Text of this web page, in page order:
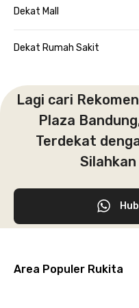
Dekat Mall
Dekat Rumah Sakit
Lagi cari
Plaza
Terdekat
Area Populer Rukita